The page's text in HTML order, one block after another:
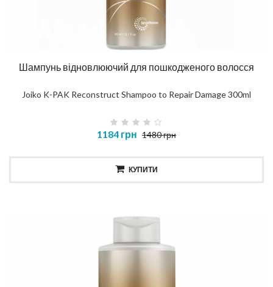
Шампунь відновлюючий для пошкодженого волосся
Joiko K-PAK Reconstruct Shampoo to Repair Damage 300ml
1184 грн 1480 грн
КУПИТИ